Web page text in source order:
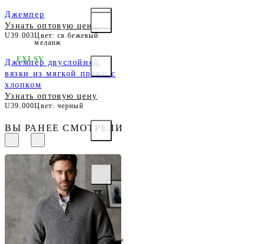
Джемпер
Узнать оптовую цену
U39.003Цвет: св.бежевый
меланж
Джемпер двуслойной
вязки из мягкой пряжи с
хлопком
Узнать оптовую цену
U39.000Цвет: черный
EXLSV
ВЫ РАНЕЕ СМОТРЕЛИ
Свитер из теплой пряжи
с шерстью с застежкой на
крупные пуговицы
Узнать оптовую цену
U39.010Цвет: темно-серый
ОДЕЖДА ОПТОМ
ОТ ПРОИЗВОДИТЕЛЯ